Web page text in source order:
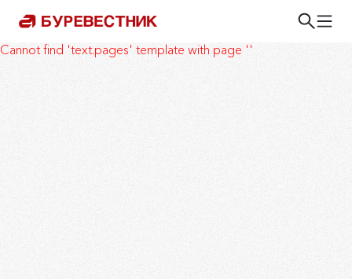
Cannot find 'text.pages' template with page ''